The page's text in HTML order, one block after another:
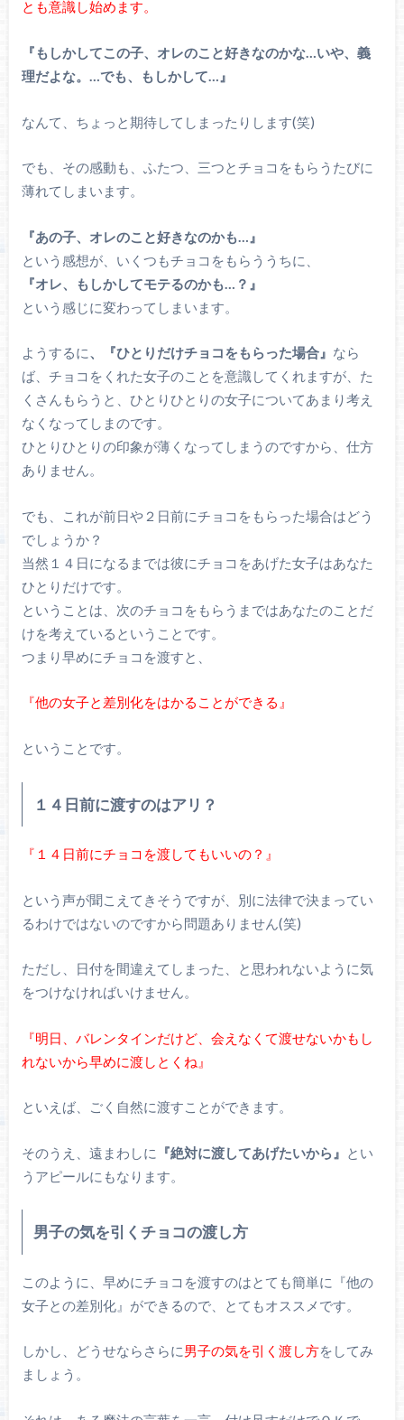
とも意識し始めます。
『もしかしてこの子、オレのこと好きなのかな…いや、義
理だよな。…でも、もしかして…』
なんて、ちょっと期待してしまったりします(笑)
でも、その感動も、ふたつ、三つとチョコをもらうたびに
薄れてしまいます。
『あの子、オレのこと好きなのかも…』
という感想が、いくつもチョコをもらううちに、
『オレ、もしかしてモテるのかも…？』
という感じに変わってしまいます。
ようするに、『ひとりだけチョコをもらった場合』 なら
ば、チョコをくれた女子のことを意識してくれますが、た
くさんもらうと、ひとりひとりの女子についてあまり考え
なくなってしまのです。
ひとりひとりの印象が薄くなってしまうのですから、仕方
ありません。
でも、これが前日や２日前にチョコをもらった場合はどう
でしょうか？
当然１４日になるまでは彼にチョコをあげた女子はあなた
ひとりだけです。
ということは、次のチョコをもらうまではあなたのことだ
けを考えているということです。
つまり早めにチョコを渡すと、
『他の女子と差別化をはかることができる』
ということです。
１４日前に渡すのはアリ？
『１４日前にチョコを渡してもいいの？』
という声が聞こえてきそうですが、別に法律で決まってい
るわけではないのですから問題ありません(笑)
ただし、日付を間違えてしまった、と思われないように気
をつけなければいけません。
『明日、バレンタインだけど、会えなくて渡せないかもし
れないから早めに渡しとくね』
といえば、ごく自然に渡すことができます。
そのうえ、遠まわしに 『絶対に渡してあげたいから』 とい
うアピールにもなります。
男子の気を引くチョコの渡し方
このように、早めにチョコを渡すのはとても簡単に『他の
女子との差別化』ができるので、とてもオススメです。
しかし、どうせならさらに男子の気を引く渡し方をしてみ
ましょう。